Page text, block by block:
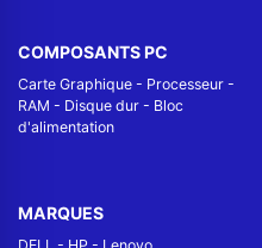
COMPOSANTS PC
Carte Graphique - Processeur -
RAM - Disque dur - Bloc
d'alimentation
MARQUES